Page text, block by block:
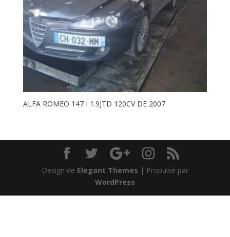
ALFA ROMEO 147 I 1.9JTD 120CV DE 2007
Design de Elegant Themes | Propulsé par
WordPress